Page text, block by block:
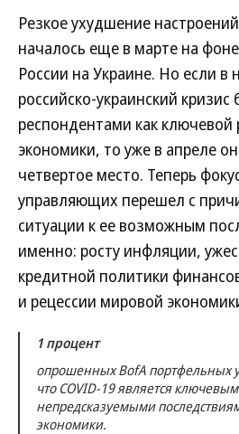
Резкое ухудшение
началось еще в марте на
России на Украине. Но если в
российско-украинский
респондентами как ключевой
экономики, то уже в апреле
четвертое место. Теперь
управляющих перешел с
ситуации к ее возможным
именно: росту инфляции,
кредитной политики
и рецессии мировой
1 процент
опрошенных BofA портфельных
что COVID-19 является
непредсказуемыми
экономики.